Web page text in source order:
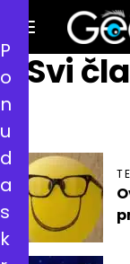
Svi
P
o
n
u
d
a
s
k